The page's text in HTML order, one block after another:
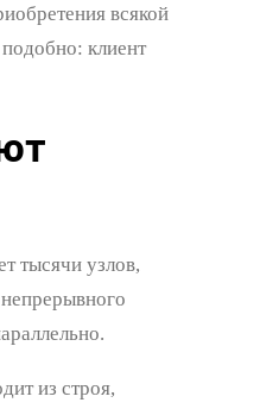
всякой
клиент
тысячи узлов,
из строя,